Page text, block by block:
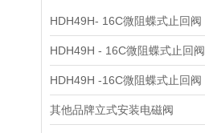
HDH49H- 16C微阻蝶式止回阀
HDH49H - 16C微阻蝶式止回阀
HDH49H -16C微阻蝶式止回阀
其他品牌立式安装电磁阀